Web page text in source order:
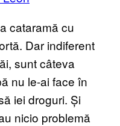
cataramă cu
Dar indiferent
sunt câteva
nu le-ai face în
iei droguri. Și
nicio problemă